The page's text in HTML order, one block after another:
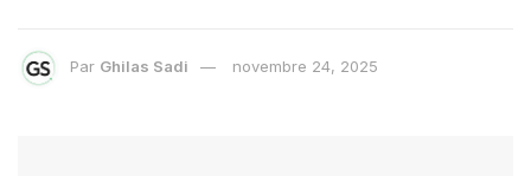
Par Ghilas Sadi novembre 24, 2025